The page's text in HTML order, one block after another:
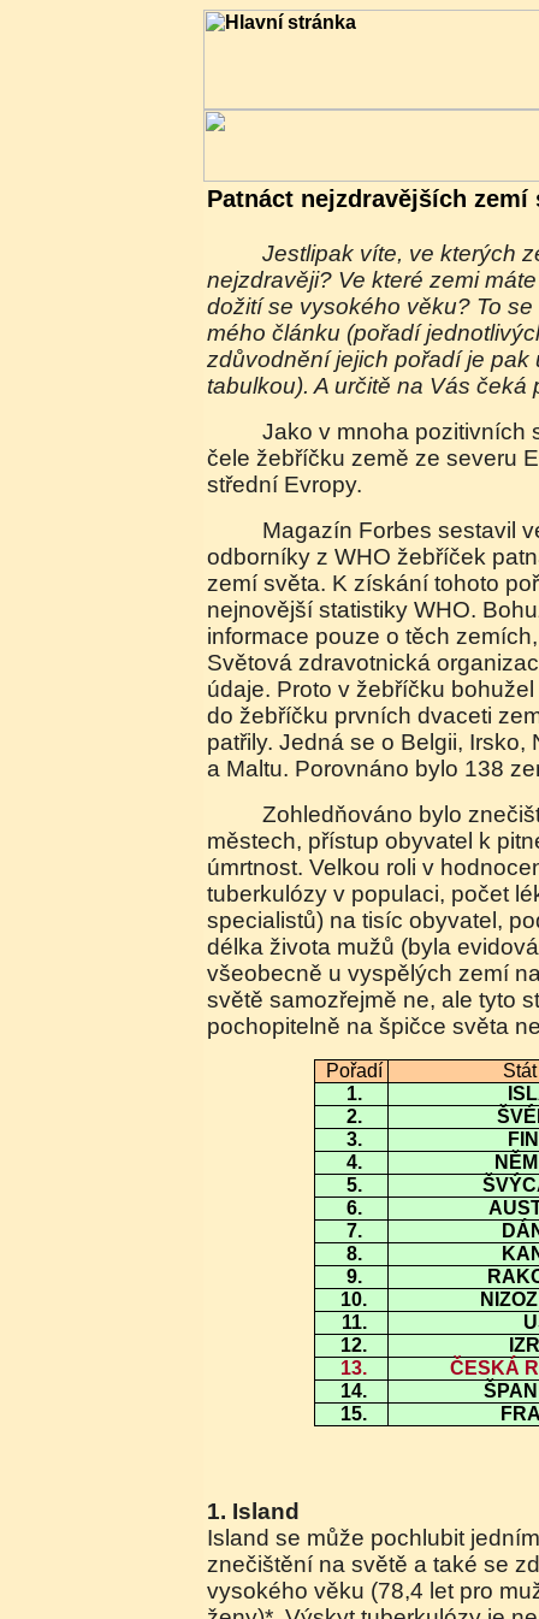
Patnáct nejzdravějších zemí
Jestlipak víte, ve kterých zemích světa se žije
nejzdravěji? Ve které zemi
dožití se vysokého věku? To
mého článku (pořadí
zdůvodnění jejich pořadí je pak
tabulkou). A určitě na Vás čeká
Jako v mnoha pozitivních statistikách jsou na
čele žebříčku země ze severu
střední Evropy.
Magazín Forbes sestavil ve spolupráci s
odborníky z WHO žebříček
zemí světa. K získání tohoto
nejnovější statistiky WHO.
informace pouze o těch
Světová zdravotnická
údaje. Proto v žebříčku
do žebříčku prvních dvaceti
patřily. Jedná se o Belgii, Irsko,
a Maltu. Porovnáno bylo 138
Zohledňováno bylo znečištění vzduchu ve
městech, přístup obyvatel k
úmrtnost. Velkou roli v
tuberkulózy v populaci, počet
specialistů) na tisíc obyvatel,
délka života mužů (byla
všeobecně u vyspělých zemí
světě samozřejmě ne, ale tyto
pochopitelně na špičce světa
Pořadí
1.
2.
3.
4.
5.
6.
7.
8.
9.
10.
11.
12.
13.
ČESKÁ
14.
15.
1. Island
Island se může pochlubit
znečištění na světě a také se
vysokého věku (78,4 let pro